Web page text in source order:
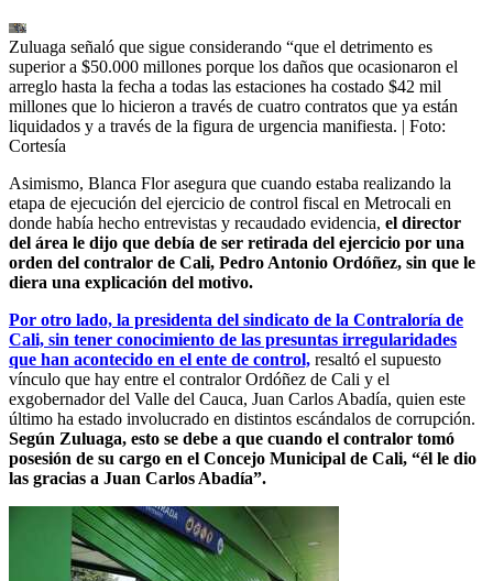
Zuluaga señaló que sigue considerando “que el detrimento es
superior a $50.000 millones porque los daños que ocasionaron el
arreglo hasta la fecha a todas las estaciones ha costado $42 mil
millones que lo hicieron a través de cuatro contratos que ya están
liquidados y a través de la figura de urgencia manifiesta. | Foto:
Cortesía
Asimismo, Blanca Flor asegura que cuando estaba realizando la
etapa de ejecución del ejercicio de control fiscal en Metrocali en
donde había hecho entrevistas y recaudado evidencia, el director
del área le dijo que debía de ser retirada del ejercicio por una
orden del contralor de Cali, Pedro Antonio Ordóñez, sin que le
diera una explicación del motivo.
Por otro lado, la presidenta del sindicato de la Contraloría de
Cali, sin tener conocimiento de las presuntas irregularidades
que han acontecido en el ente de control, resaltó el supuesto
vínculo que hay entre el contralor Ordóñez de Cali y el
exgobernador del Valle del Cauca, Juan Carlos Abadía, quien este
último ha estado involucrado en distintos escándalos de corrupción.
Según Zuluaga, esto se debe a que cuando el contralor tomó
posesión de su cargo en el Concejo Municipal de Cali, “él le dio
las gracias a Juan Carlos Abadía”.